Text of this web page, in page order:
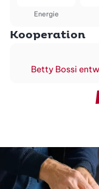
Energie
Kooperation
Betty Bossi